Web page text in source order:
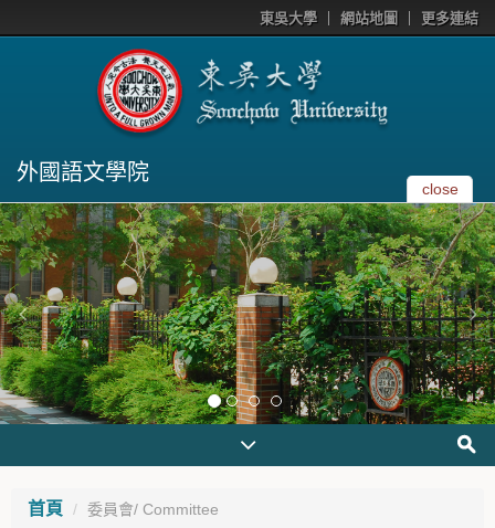
東吳大學 網站地圖 更多連結
外國語文學院
close
首頁 委員會/ Committee